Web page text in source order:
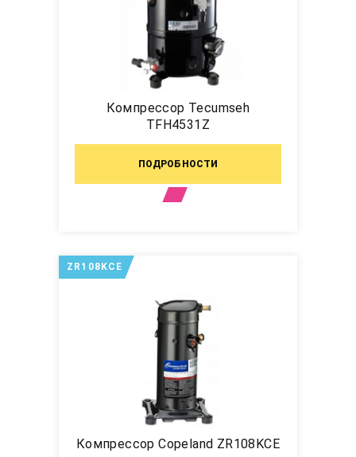
Компрессор Tecumseh
TFH4531Z
ПОДРОБНОСТИ
Компрессор Copeland ZR108KCE
ZR108KCE